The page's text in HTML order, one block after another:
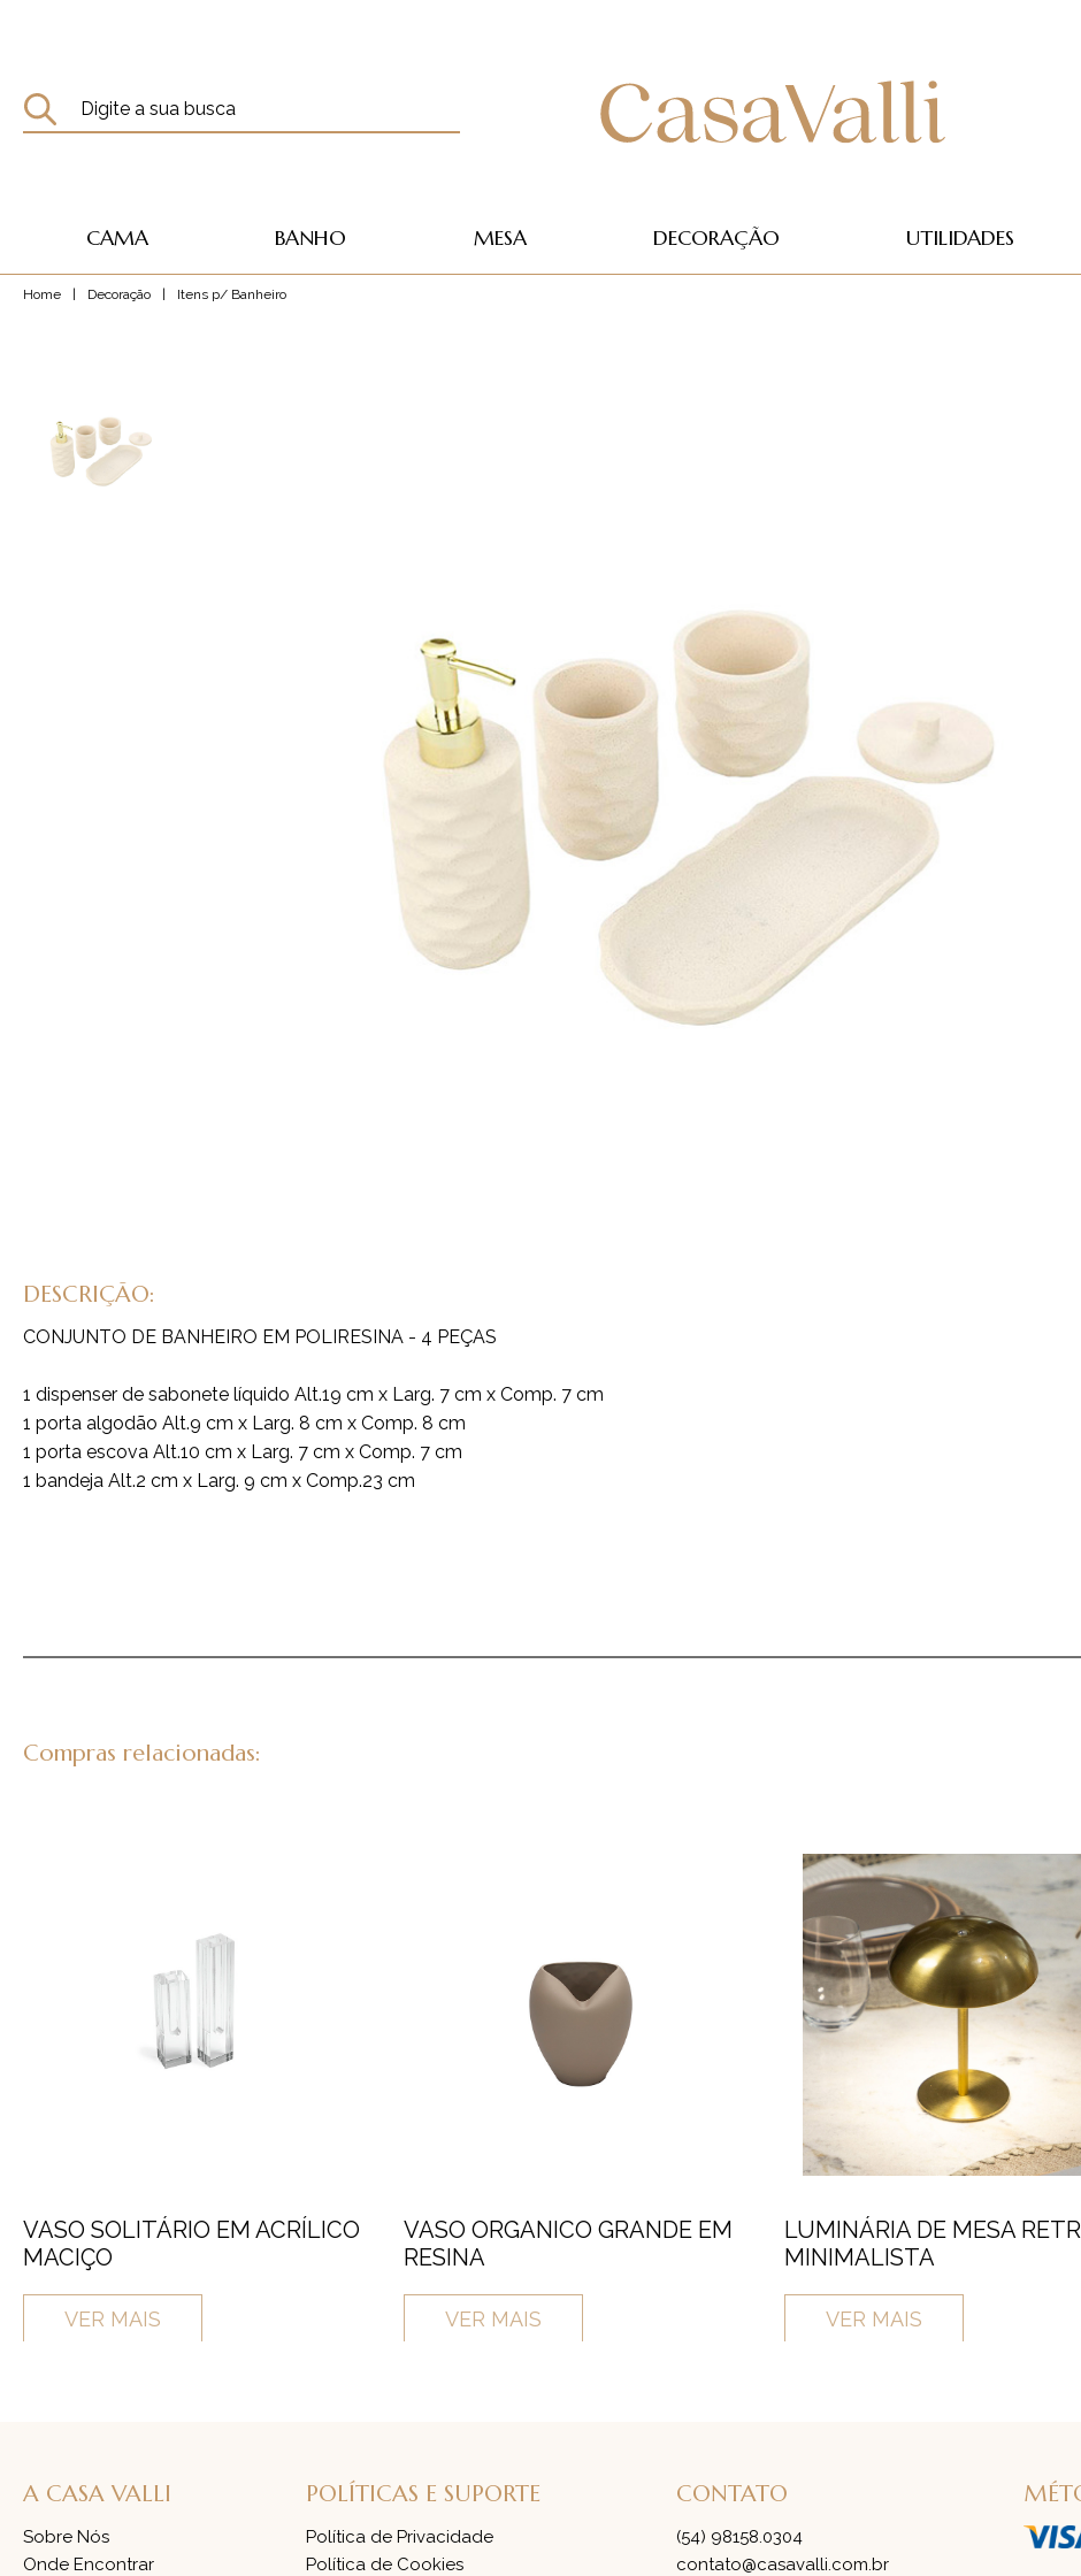
CAMA BANHO MESA DECORAÇÃO UTILIDADES
Home Decoração Itens p/ Banheiro
DESCRIÇÃO:
CONJUNTO DE BANHEIRO EM POLIRESINA - 4 PEÇAS
1 dispenser de sabonete líquido Alt.19 cm x Larg. 7 cm x Comp. 7 cm
1 porta algodão Alt.9 cm x Larg. 8 cm x Comp. 8 cm
1 porta escova Alt.10 cm x Larg. 7 cm x Comp. 7 cm
1 bandeja Alt.2 cm x Larg. 9 cm x Comp.23 cm
Compras relacionadas:
VASO SOLITÁRIO EM ACRÍLICO
MACIÇO
VER MAIS
VASO ORGANICO GRANDE EM
RESINA
VER MAIS
LUMINÁRIA DE MESA
MINIMALISTA
VER MAIS
A CASA VALLI
Sobre Nós
Onde Encontrar
POLÍTICAS E SUPORTE
Política de Privacidade
Política de Cookies
CONTATO
(54) 98158.0304
contato@casavalli.com.br